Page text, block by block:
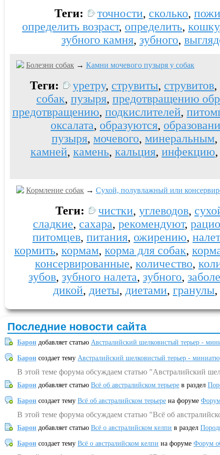
Теги: точности, сколько,
определить возраст, определить, кошку
зубного камня, зубного,
Болезни собак → Камни мочевого пузыря у собак
Теги: уретру, струвиты, струвитов,
собак, пузыря, предотвращению
предотвращению, подкислителей,
оксалата, образуются,
пузыря, мочевого, минеральным,
камней, камень, кальция, инфекцию
Кормление собак → Сухой, полувлажный или
Теги: чистки, углеводов,
сладкие, сахара, рекомендуют,
питомцев, питания, ожирению,
кормить, кормам, корма для собак,
консервированные, количество,
зубов, зубного налета, зубного,
дикой, диеты, диетами, гранулы,
Последние новости сайта
Барон добавляет статью Австралийский шелковистый терьер -
Барон создает тему Австралийский шелковистый терьер -
В этой теме форума обсуждаем статью "Австралийский
Барон добавляет статью Всё об австралийском терьере в раздел
Барон создает тему Всё об австралийском терьере на форуме
В этой теме форума обсуждаем статью "Всё об
Барон добавляет статью Всё о австралийском келпи в раздел
Барон создает тему Всё о австралийском келпи на форуме Форум